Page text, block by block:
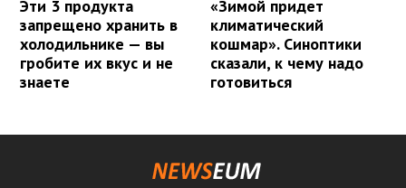
Эти 3 продукта
запрещено хранить в
холодильнике — вы
гробите их вкус и не
знаете
«Зимой придет
климатический
кошмар». Синоптики
сказали, к чему надо
готовиться